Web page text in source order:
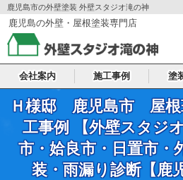
鹿児島市の外壁塗装 外壁スタジオ滝の神
鹿児島の外壁・屋根塗装専門店
会社案内 施工事例 塗
Ｈ様邸 鹿児島市 屋
工事例 【外壁スタジ
市・姶良市・日置市・
装・雨漏り診断【鹿